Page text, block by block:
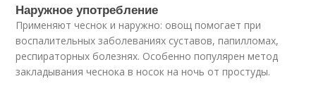
Наружное употребление
Применяют чеснок и наружно: овощ помогает при
воспалительных заболеваниях суставов, папилломах,
респираторных болезнях. Особенно популярен метод
закладывания чеснока в носок на ночь от простуды.